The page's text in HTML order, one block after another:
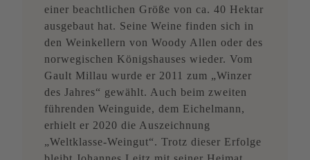
einer beachtlichen Größe von ca. 40 Hektar
ausgebaut hat. Seine Weine finden sich in
den Weinkellern von Woody Allen oder des
norwegischen Königshauses wieder. Vom
Gault Millau wurde er 2011 zum „Winzer
des Jahres“ gewählt. Auch beim zweiten
führenden Weinguide, dem Eichelmann,
erhielt er 2020 die Auszeichnung
„Weltklasse-Weingut“. Trotz dieser Erfolge